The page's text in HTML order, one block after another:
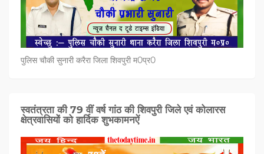
पुलिस चौकी सुनारी करैरा जिला शिवपुरी म0प्र0
स्वतंत्रता की 79 वीं वर्ष गांठ की शिवपुरी जिले एवं कोलारस
क्षेत्रवासियों को हार्दिक शुभकामनऐं